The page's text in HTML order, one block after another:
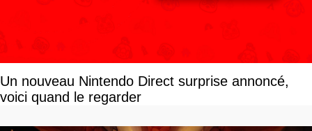
Un nouveau Nintendo Direct surprise annoncé,
voici quand le regarder